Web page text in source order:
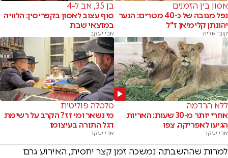
אסון בין הזמנים
נפל מגובה של כ-40 מטרים: הנער
יהונתן קלימיאן ז"ל
קובי אליה
בן 35, אב ל-4
סוף עצוב לאסון בקפריסין: הלוויה
במוצאי שבת
אבי יעקב
ללא הרדמה
אחרי יותר מ-30 שעות: האריות
הגיעו לאפריקה. צפו
אבי יעקב
טלטלה פוליטית
מי נשאר ומי זז? הקרב על רשימת
דגל התורה בעיצומו
אבי יעקב
למרות שההשבתה נמשכה זמן קצר יחסית, האירוע גרם